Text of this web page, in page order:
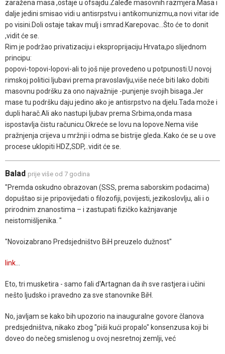
zaražena masa ,ostaje u ofsajdu.Zaleđe masovnih razmjera.Masa i
dalje jedini smisao vidi u antisrpstvu i antikomunizmu,a novi vitar ide
po visini.Doli ostaje takav mulj i smrad.Karepovac...Što će to donit
,vidit će se.
Rim je podržao privatizaciju i eksproprijaciju Hrvata,po slijednom
principu:
popovi-topovi-lopovi-ali to još nije provedeno u potpunosti.U novoj
rimskoj politici ljubavi prema pravoslavlju,više neće biti lako dobiti
masovnu podršku za ono najvažnije -punjenje svojih bisaga.Jer
mase tu podršku daju jedino ako je antisrpstvo na djelu.Tada može i
dupli harač.Ali ako nastupi ljubav prema Srbima,onda masa
ispostavlja čistu računicu.Okreće se lovu na lopove.Nema više
pražnjenja crijeva u mržnji i odma se bistrije gleda..Kako će se u ove
procese uklopiti HDZ,SDP,..vidit će se.
Balad prije više od 7 godina
"Premda oskudno obrazovan (SSS, prema saborskim podacima)
dopuštao si je pripovijedati o filozofiji, povijesti, jezikoslovlju, ali i o
prirodnim znanostima – i zastupati fizičko kažnjavanje
neistomišljenika. "
"Novoizabrano Predsjedništvo BiH preuzelo dužnost"
link
Eto, tri musketira - samo fali d'Artagnan da ih sve rastjera i učini
nešto ljudsko i pravedno za sve stanovnike BiH.
No, javljam se kako bih upozorio na inauguralne govore članova
predsjedništva, nikako zbog "piši kući propalo" konsenzusa koji bi
doveo do nečeg smislenog u ovoj nesretnoj zemlji, već